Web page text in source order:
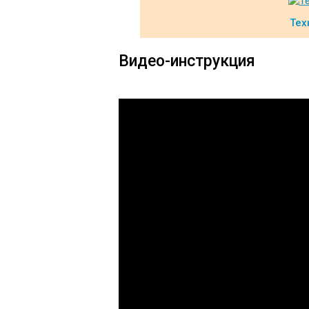
Видео-инструкция